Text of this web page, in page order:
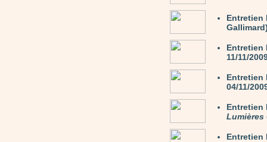
Entretien
Entretien
11/11/
Entretien
04/11/
Entretien
Lumières
Entretien